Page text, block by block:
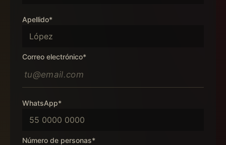
Apellido*
Correo electrónico*
WhatsApp*
Número de personas*